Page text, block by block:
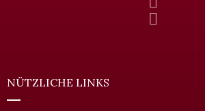
NÜTZLICHE LINKS